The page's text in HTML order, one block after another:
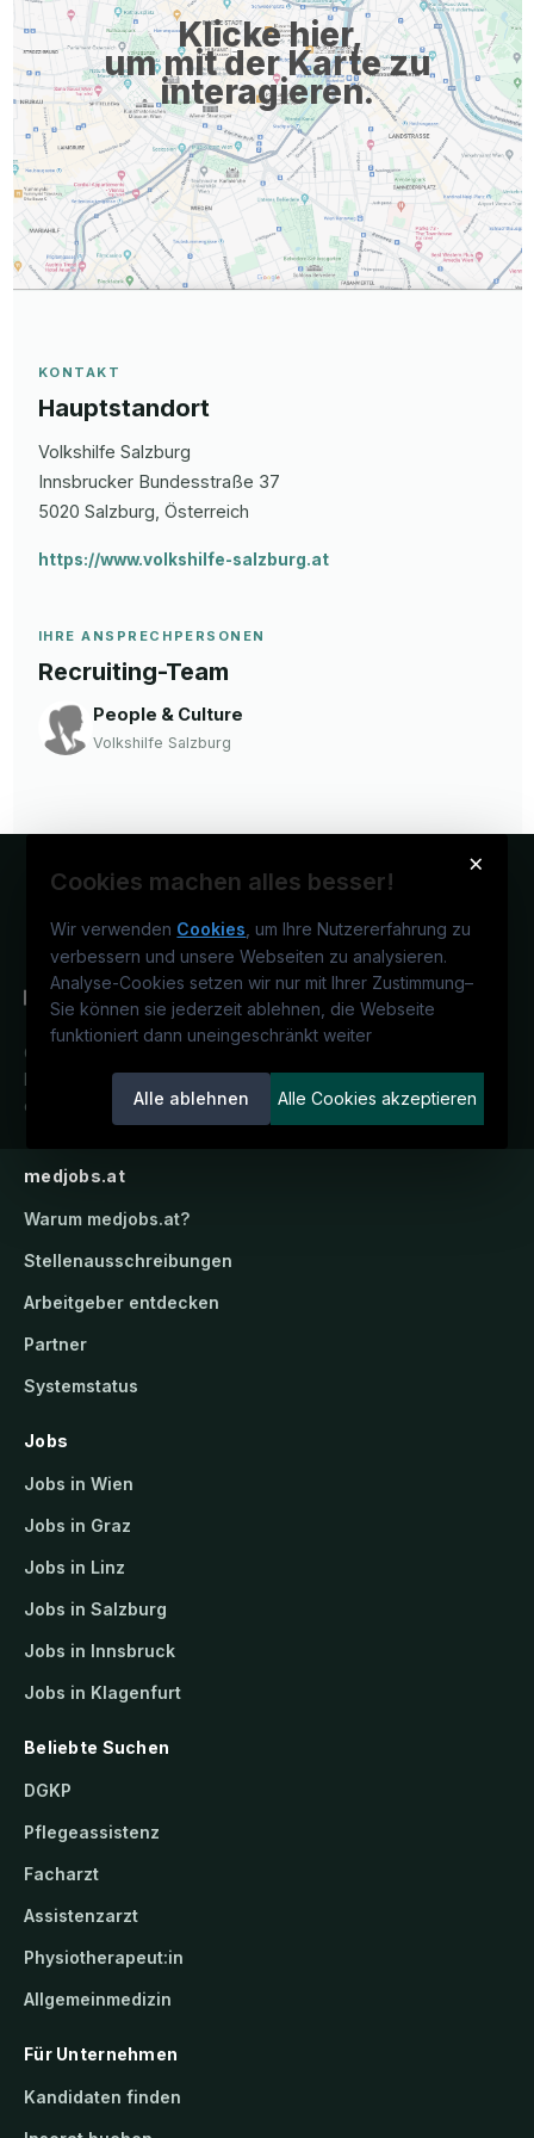
Klicke hier,
um mit der Karte zu
interagieren.
KONTAKT
Hauptstandort
Volkshilfe Salzburg
Innsbrucker Bundesstraße 37
5020 Salzburg , Österreich
https://www.volkshilfe-salzburg.at
IHRE ANSPRECHPERSONEN
Recruiting-Team
People & Culture
Volkshilfe Salzburg
×
Cookies machen alles besser!
Wir verwenden Cookies , um Ihre Nutzererfahrung zu
verbessern und unsere Webseiten zu analysieren.
Analyse-Cookies setzen wir nur mit Ihrer Zustimmung–
Sie können sie jederzeit ablehnen, die Webseite
funktioniert dann uneingeschränkt weiter
Alle ablehnen Alle Cookies akzeptieren
Österreichs medizinisches
Karriereportal.Ein Service der
candidatis GmbH.
medjobs.at
Warum medjobs.at?
Stellenausschreibungen
Arbeitgeber entdecken
Partner
Systemstatus
Jobs
Jobs in Wien
Jobs in Graz
Jobs in Linz
Jobs in Salzburg
Jobs in Innsbruck
Jobs in Klagenfurt
Beliebte Suchen
DGKP
Pflegeassistenz
Facharzt
Assistenzarzt
Physiotherapeut:in
Allgemeinmedizin
Für Unternehmen
Kandidaten finden